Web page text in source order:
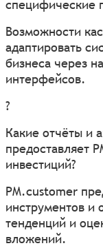
специфические
Возможности
адаптировать
бизнеса через
интерфейсов.
?
Какие отчёты и
предоставляет
инвестиций?
PM.customer
инструментов и
тенденций и
вложений.